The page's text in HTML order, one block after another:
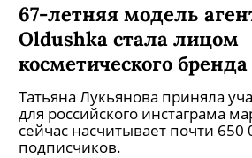
67-летняя модель
Oldushka стала лицом
косметического
Татьяна Лукьянова приняла
для российского инстаграма
сейчас насчитывает почти 650
подписчиков.